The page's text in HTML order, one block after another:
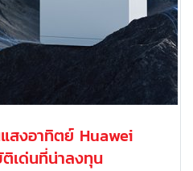
สงอาทิตย์ Huawei
เด่นที่น่าลงทุน